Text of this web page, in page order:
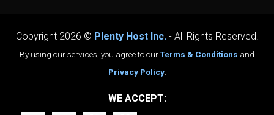
Copyright 2026 © Plenty Host Inc.- All Rights Reserved.
By using our services, you agree to ourTerms & Conditions and
Privacy Policy.
WE ACCEPT: